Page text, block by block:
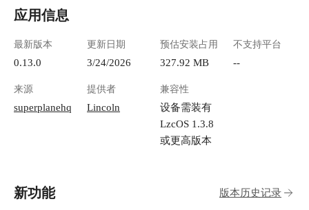
应用信息
最新版本
0.13.0
更新日期
3/24/2026
预估安装占用
327.92 MB
不支持平台
--
来源
superplanehq
提供者
Lincoln
兼容性
设备需装有
LzcOS 1.3.8
或更高版本
新功能 版本历史记录